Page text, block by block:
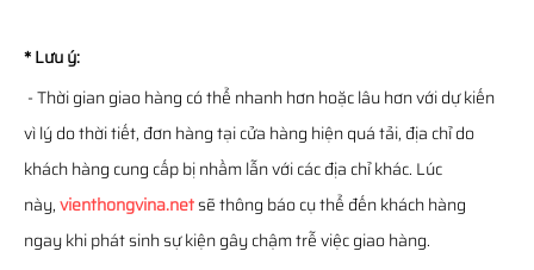
* Lưu ý:
- Thời gian giao hàng có thể nhanh hơn hoặc lâu hơn với dự kiến
vì lý do thời tiết, đơn hàng tại cửa hàng hiện quá tải, địa chỉ do
khách hàng cung cấp bị nhầm lẫn với các địa chỉ khác. Lúc
này,vienthongvina.netsẽ thông báo cụ thể đến khách hàng
ngay khi phát sinh sự kiện gây chậm trễ việc giao hàng.